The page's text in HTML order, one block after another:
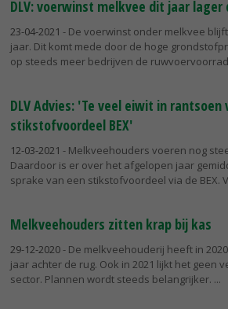
DLV: voerwinst melkvee dit jaar lager
23-04-2021 - De voerwinst onder melkvee
jaar. Dit komt mede door de hoge
op steeds meer bedrijven de
DLV Advies: 'Te veel eiwit in rantsoen
stikstofvoordeel BEX'
12-03-2021 - Melkveehouders voeren nog
Daardoor is er over het afgelopen jaar
sprake van een stikstofvoordeel via de BEX.
Melkveehouders zitten krap bij kas
29-12-2020- De melkveehouderij heeft in
jaar achter de rug. Ook in 2021 lijkt het geen
sector. Plannen wordt steeds belangrijker.